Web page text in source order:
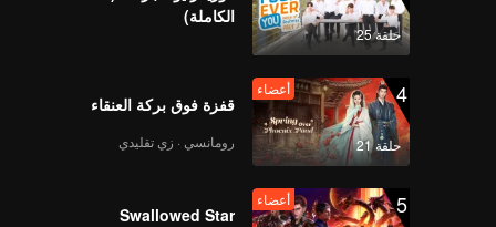
114
أعضاء
116
أعضاء
117
118
أعضاء
حلقة 25
الكاملة)
4
حلقة 21
أعضاء
قفزة فوق بركة العنقاء
رومانسي · زي تقليدي
5 أعضاء
Swallowed Star